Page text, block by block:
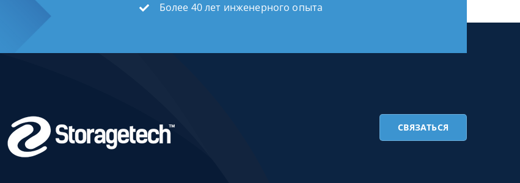
Более 40 лет инженерного опыта
СВЯЗАТЬСЯ